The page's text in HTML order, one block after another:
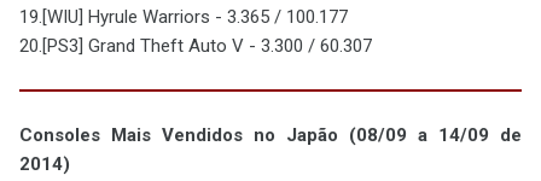
19.[WIU] Hyrule Warriors - 3.365 / 100.177
20.[PS3] Grand Theft Auto V - 3.300 / 60.307
Consoles Mais Vendidos no Japão (08/09 a 14/09 de
2014)